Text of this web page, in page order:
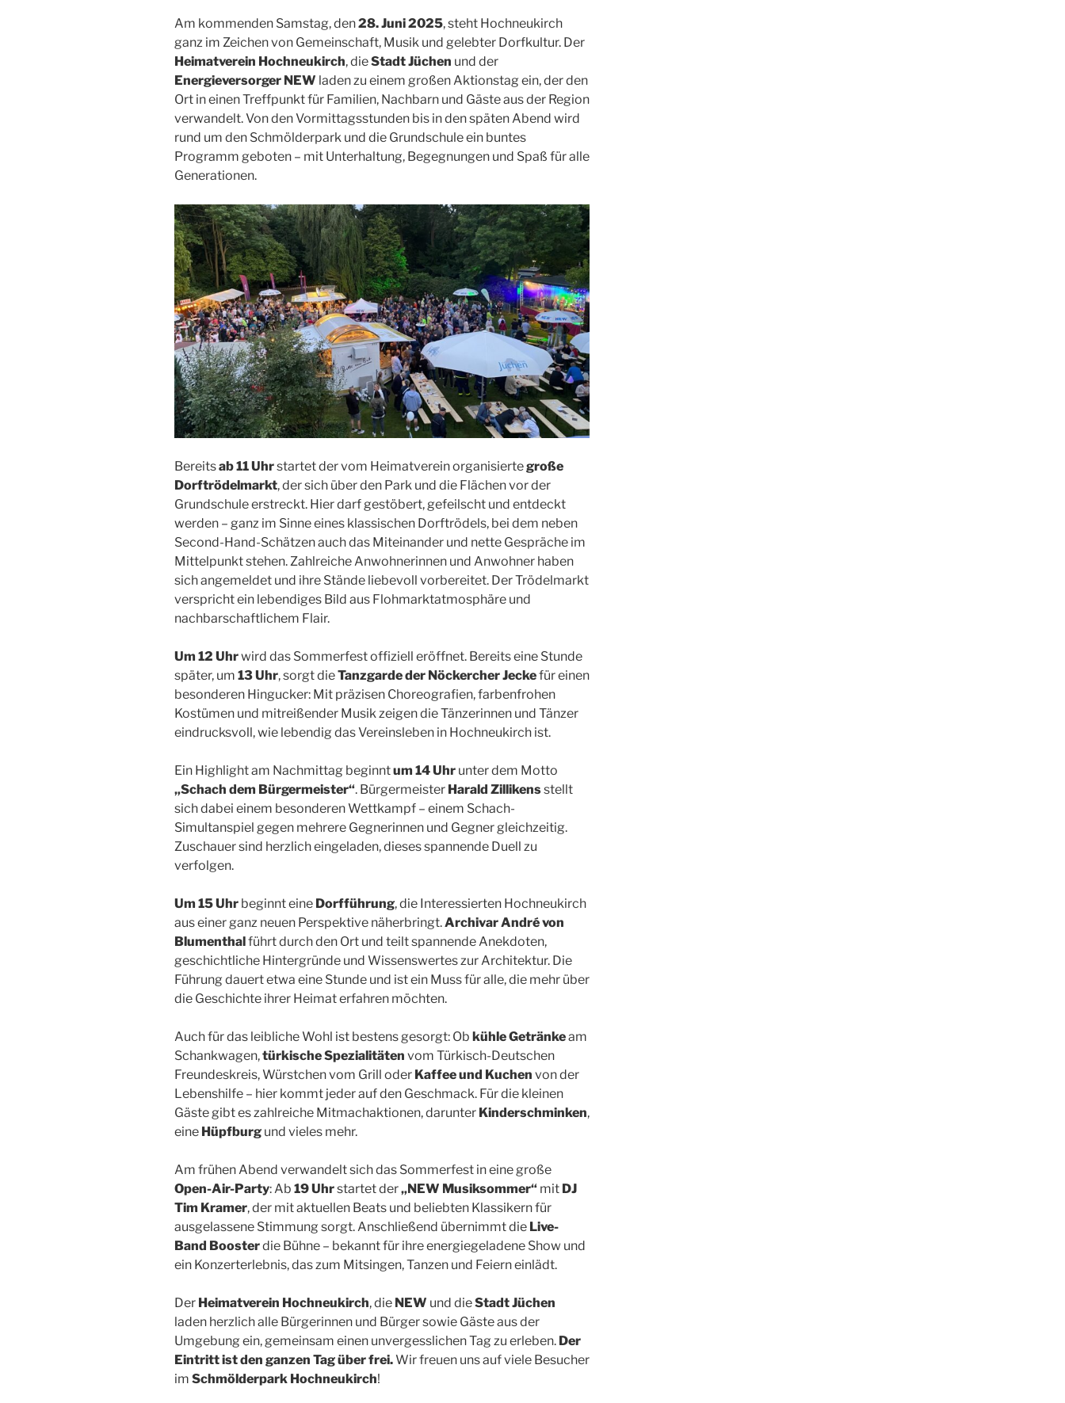
Am kommenden Samstag, den28. Juni 2025, steht Hochneukirch
ganz im Zeichen von Gemeinschaft, Musik und gelebter Dorfkultur. Der
Heimatverein Hochneukirch, dieStadt Jüchen und der
Energieversorger NEW laden zu einem großen Aktionstag ein, der den
Ort in einen Treffpunkt für Familien, Nachbarn und Gäste aus der Region
verwandelt. Von den Vormittagsstunden bis in den späten Abend wird
rund um den Schmölderpark und die Grundschule ein buntes
Programm geboten – mit Unterhaltung, Begegnungen und Spaß für alle
Generationen.
Bereitsab 11 Uhrstartet der vom Heimatverein organisiertegroße
Dorftrödelmarkt, der sich über den Park und die Flächen vor der
Grundschule erstreckt. Hier darf gestöbert, gefeilscht und entdeckt
werden – ganz im Sinne eines klassischen Dorftrödels, bei dem neben
Second-Hand-Schätzen auch das Miteinander und nette Gespräche im
Mittelpunkt stehen. Zahlreiche Anwohnerinnen und Anwohner haben
sich angemeldet und ihre Stände liebevoll vorbereitet. Der Trödelmarkt
verspricht ein lebendiges Bild aus Flohmarktatmosphäre und
nachbarschaftlichem Flair.
Um 12 Uhrwird das Sommerfest offiziell eröffnet. Bereits eine Stunde
später, um 13 Uhr, sorgt dieTanzgarde der Nöckercher Jeckefür einen
besonderen Hingucker: Mit präzisen Choreografien, farbenfrohen
Kostümen und mitreißender Musik zeigen die Tänzerinnen und Tänzer
eindrucksvoll, wie lebendig das Vereinsleben in Hochneukirch ist.
Ein Highlight am Nachmittag beginntum 14 Uhr unter dem Motto
„Schach dem Bürgermeister“. Bürgermeister Harald Zillikensstellt
sich dabei einem besonderen Wettkampf – einem Schach-
Simultanspiel gegen mehrere Gegnerinnen und Gegner gleichzeitig.
Zuschauer sind herzlich eingeladen, dieses spannende Duell zu
verfolgen.
Um 15 Uhr beginnt eine Dorfführung, die Interessierten Hochneukirch
aus einer ganz neuen Perspektive näherbringt.Archivar André von
Blumenthalführt durch den Ort und teilt spannende Anekdoten,
geschichtliche Hintergründe und Wissenswertes zur Architektur. Die
Führung dauert etwa eine Stunde und ist ein Muss für alle, die mehr über
die Geschichte ihrer Heimat erfahren möchten.
Auch für das leibliche Wohl ist bestens gesorgt: Ob kühle Getränkeam
Schankwagen,türkische Spezialitäten vom Türkisch-Deutschen
Freundeskreis, Würstchen vom Grill oder Kaffee und Kuchen von der
Lebenshilfe – hier kommt jeder auf den Geschmack. Für die kleinen
Gäste gibt es zahlreiche Mitmachaktionen, darunter Kinderschminken,
eine Hüpfburg und vieles mehr.
Am frühen Abend verwandelt sich das Sommerfest in eine große
Open-Air-Party: Ab 19 Uhrstartet der„NEW Musiksommer“ mit DJ
Tim Kramer, der mit aktuellen Beats und beliebten Klassikern für
ausgelassene Stimmung sorgt. Anschließend übernimmt die Live-
Band Boosterdie Bühne – bekannt für ihre energiegeladene Show und
ein Konzerterlebnis, das zum Mitsingen, Tanzen und Feiern einlädt.
Der Heimatverein Hochneukirch, die NEW und dieStadt Jüchen
laden herzlich alle Bürgerinnen und Bürger sowie Gäste aus der
Umgebung ein, gemeinsam einen unvergesslichen Tag zu erleben. Der
Eintritt ist den ganzen Tag über frei.Wir freuen uns auf viele Besucher
im Schmölderpark Hochneukirch!